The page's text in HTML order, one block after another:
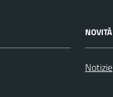
NOVITÀ
Notizie